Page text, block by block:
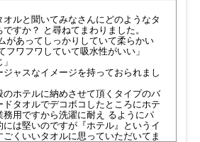
オルと聞いてみなさんにどのようなタ
すか？ と尋ねてまわりました。
があってしっかりしていて柔らかい
フワフワしていて吸水性がいい」
ジャスなイメージを持っておられまし
のホテルに納めさせて頂くタイプのバ
ドタオルでデコボコしたところにホテ
務用ですから洗濯に耐え るようにパ
には堅いのですが『ホテル』というイ
ごくいいタオルに思っていただいてま